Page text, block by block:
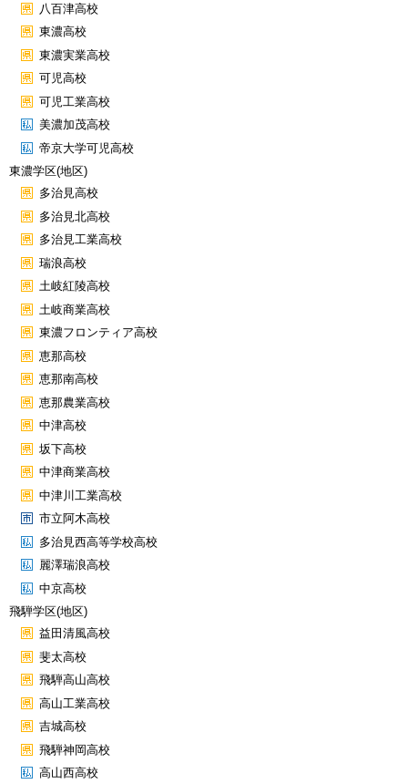
八百津高校
東濃高校
東濃実業高校
可児高校
可児工業高校
美濃加茂高校
帝京大学可児高校
東濃学区(地区)
多治見高校
多治見北高校
多治見工業高校
瑞浪高校
土岐紅陵高校
土岐商業高校
東濃フロンティア高校
恵那高校
恵那南高校
恵那農業高校
中津高校
坂下高校
中津商業高校
中津川工業高校
市立阿木高校
多治見西高等学校高校
麗澤瑞浪高校
中京高校
飛騨学区(地区)
益田清風高校
斐太高校
飛騨高山高校
高山工業高校
吉城高校
飛騨神岡高校
高山西高校